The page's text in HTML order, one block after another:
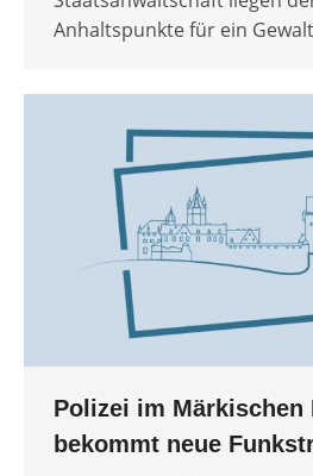
Anhaltspunkte für ein
Polizei im Märkischen
bekommt neue